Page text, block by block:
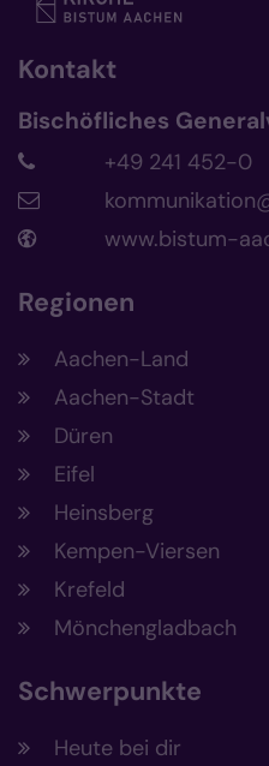
Kontakt
Bischöfliches
+49 241 452-0
www.bistum-
Regionen
Aachen-Land
Aachen-Stadt
Düren
Eifel
Heinsberg
Kempen-Viersen
Krefeld
Mönchengladbach
Schwerpunkte
Heute bei dir